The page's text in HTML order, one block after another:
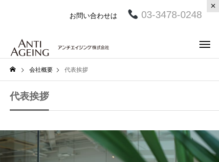
お問い合わせは 03-3478-0248
会社概要 代表挨拶
代表挨拶